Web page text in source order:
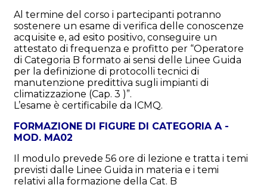
Al termine del corso i partecipanti potranno
sostenere un esame di verifica delle conoscenze
acquisite e, ad esito positivo, conseguire un
attestato di frequenza e profitto per “Operatore
di Categoria B formato ai sensi delle Linee Guida
per la definizione di protocolli tecnici di
manutenzione predittiva sugli impianti di
climatizzazione (Cap. 3 )”.
L’esame è certificabile da ICMQ.
FORMAZIONE DI FIGURE DI CATEGORIA A -
MOD. MA02
Il modulo prevede 56 ore di lezione e tratta i temi
previsti dalle Linee Guida in materia e i temi
relativi alla formazione della Cat. B